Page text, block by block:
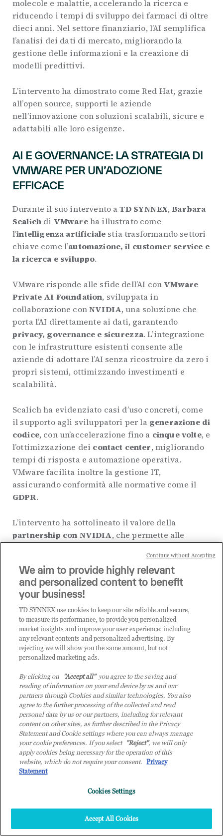
molecole e malattie, accelerando la ricerca e
riducendo i tempi di sviluppo dei farmaci di oltre
dieci anni. Nel settore finanziario, l’AI semplifica
l’analisi dei dati di mercato, migliorando la
gestione delle informazioni e la creazione di
modelli predittivi.
L’intervento ha dimostrato come Red Hat, grazie
all’open source, supporti le aziende
nell’innovazione con soluzioni scalabili, sicure e
adattabili alle loro esigenze.
AI E GOVERNANCE: LA STRATEGIA DI
VMWARE PER UN’ADOZIONE
EFFICACE
Durante il suo intervento aTD SYNNEX,Barbara
Scalich di VMwareha illustrato come
l’intelligenza artificiale stia trasformando settori
chiave come l’automazione, il customer service e
la ricerca e sviluppo.
VMware risponde alle sfide dell’AI con VMware
Private AI Foundation, sviluppata in
collaborazione conNVIDIA, una soluzione che
porta l’AI direttamente ai dati, garantendo
privacy, governance e sicurezza. L’integrazione
con le infrastrutture esistenti consente alle
aziende di adottare l’AI senza ricostruire da zero i
propri sistemi, ottimizzando investimenti e
scalabilità.
Scalich ha evidenziato casi d’uso concreti, come
il supporto agli sviluppatori per la generazione di
codice, con un’accelerazione fino a cinque volte, e
l’ottimizzazione dei contact center, migliorando
tempi di risposta e automazione operativa.
VMware facilita inoltre la gestione IT,
assicurando conformità alle normative come il
GDPR.
L’intervento ha sottolineato il valore della
partnership con NVIDIA, che permette alle
, garantendo un
ritorno sull’investimento misurabile e sostenibile.
DESTINATION STARTUP
Come previsto in tutte le tappe del roadshow di
Destination AI,un’attenzione particolare è stata
dedicata alle start-up.
Durante la sessione “Destination StartUp”, Marta
Basso, Founder diBrandPlane, Riccardo Apreda,
Technology Leader diErre Quadro, Claudio
Pacini, Founder diReQurve Miriana Di Stefano,
Assegnista di ricerca pressoMolbookpro, hanno
condiviso le loro prospettive su come
l’intelligenza artificiale possa essere un motore di
innovazione e crescita per le nuove imprese.
Le loro testimonianze hanno evidenziato la
capacità di queste realtà emergenti di affrontare
le sfide del mercato con approcci innovativi,
contribuendo alla trasformazione del panorama
We aim to provide highly relevant
and personalized content to benefit
your business!
TD SYNNEX use cookies to keep our site reliable and secure,
to measure its performance, to provide you personalized
market insights and improve your user experience; including
any relevant contents and personalized advertising. By
rejecting we will show you the same amount, but not
personalized marketing ads.
By clicking on "Accept all"you agree to the saving and
reading of information on your end device by us and our
partners through Cookies and similar technologies. You also
agree to the further processing of the collected and read
personal data by us or our partners, including for relevant
content on other sites, as further described in the Privacy
Statement and Cookie settings where you can always manage
your cookie preferences. If you select "Reject", we will only
apply cookies being necessary for the operation of this
website, which do not require your consent. Privacy
Statement
Cookies Settings
Accept All Cookies
Continue without Accepting